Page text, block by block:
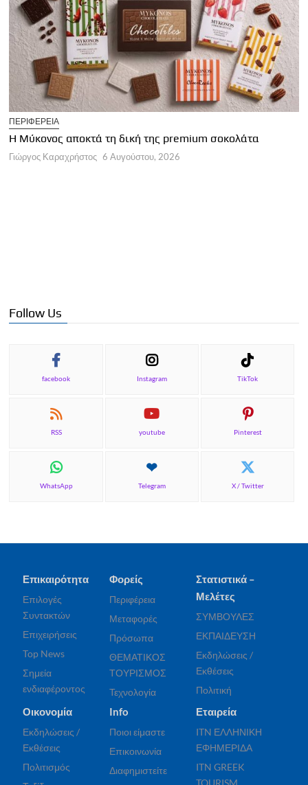
ΠΕΡΙΦΕΡΕΙΑ
Η Μύκονος αποκτά τη δική της premium σοκολάτα
Γιώργος Καραχρήστος 6 Αυγούστου, 2026
Follow Us
facebook Instagram TikTok
RSS youtube Pinterest
WhatsApp Telegram X / Twitter
Επικαιρότητα
Επιλογές
Συντακτών
Επιχειρήσεις
Top News
Σημεία
ενδιαφέροντος
Φορείς
Περιφέρεια
Μεταφορές
Πρόσωπα
ΘΕΜΑΤΙΚΟΣ
ΤΟΥΡΙΣΜΟΣ
Τεχνολογία
Στατιστικά –
Μελέτες
ΣΥΜΒΟΥΛΕΣ
ΕΚΠΑΙΔΕΥΣΗ
Εκδηλώσεις /
Εκθέσεις
Πολιτική
Οικονομία
Εκδηλώσεις /
Εκθέσεις
Πολιτισμός
Info
Ποιοι είμαστε
Επικοινωνία
Διαφημιστείτε
Εταιρεία
ITN ΕΛΛΗΝΙΚΗ
ΕΦΗΜΕΡΙΔΑ
ITN GREEK
TOURISM